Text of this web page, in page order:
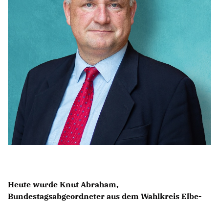
IN DER LANDESREGIERUNG
IM BUNDESTAG
IM EUROPÄISCHEN PARLAMENT
NEWSLETTER ABONNIEREN
BILDER
PROGRAMME
WICHTIGE BESCHLÜSSE DER CDU BRANDENBURG
75 JAHRE CDU BRANDENBURG
PRESSE
Heute wurde Knut Abraham,
Bundestagsabgeordneter aus dem Wahlkreis Elbe-